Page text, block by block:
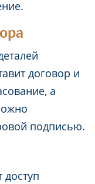
договор и
а
подписью.
доступ